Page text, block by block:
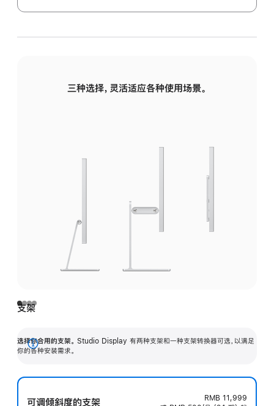
三种选择，灵活适应各种使用场景。
支架
选择你合用的支架。 Studio Display 有两种支架和一种支架转换器可选，以满足
你的各种安装需求。
展
可调倾斜度的支架
RMB 11,999